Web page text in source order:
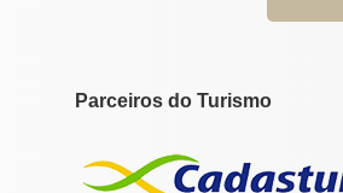
Parceiros do Turismo